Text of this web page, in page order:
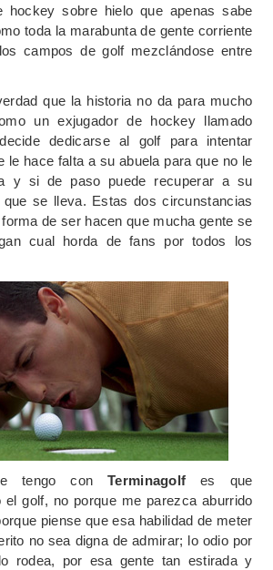
hockey sobre hielo que apenas sabe
toda la marabunta de gente corriente
campos de golf mezclándose entre
que la historia no da para mucho
un exjugador de hockey llamado
dedicarse al golf para intentar
le hace falta a su abuela para que no le
y si de paso puede recuperar a su
se lleva. Estas dos circunstancias
de ser hacen que mucha gente se
cual horda de fans por todos los
tengo con Terminagolfes que
el golf, no porque me parezca aburrido
piense que esa habilidad de meter
no sea digna de admirar; lo odio por
rodea, por esa gente tan estirada y